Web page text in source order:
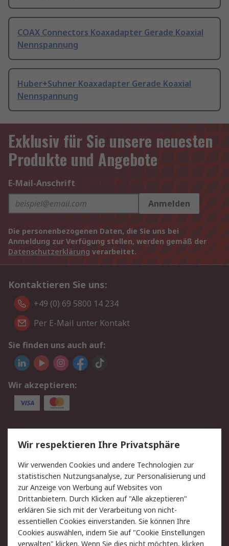
COAX Connectors Koaxadapter Gerade Koaxial
Nennspannung
Huber+Suhner Koaxadapter Gerade Koaxial
Nennspannung
Exklusiv für Sie unsere neuesten
Produkte und Angebote
E-Mail-Anschrift
Anmelden
Die personenbezogenen Daten, die Sie uns bei
Anmeldung zur Verfügung stellen, werden gemäß der
Datenschutzerklärung verarbeitet.
Kontaktieren Sie uns:
+49 (0) 69 5800 14 234
Per E-Mail unter Kontakt
Sie finden uns auch auf:
Wir akzeptieren:
Service
Value Added Services
Lieferlösungen
Rücksendungen
Kontakt
Hilfe
Privatkunden
Rechtliches
AGB
Datenschutz
Cookie-Richtlinie
Zahlungsbedingungen
Wir respektieren Ihre Privatsphäre
Wir verwenden Cookies und andere Technologien zur
statistischen Nutzungsanalyse, zur Personalisierung und
zur Anzeige von Werbung auf Websites von
Drittanbietern. Durch Klicken auf "Alle akzeptieren"
erklären Sie sich mit der Verarbeitung von nicht-
essentiellen Cookies einverstanden. Sie können Ihre
Cookies auswählen, indem Sie auf "Cookie Einstellungen
verwalten" klicken. Wenn Sie dies nicht möchten, klicken